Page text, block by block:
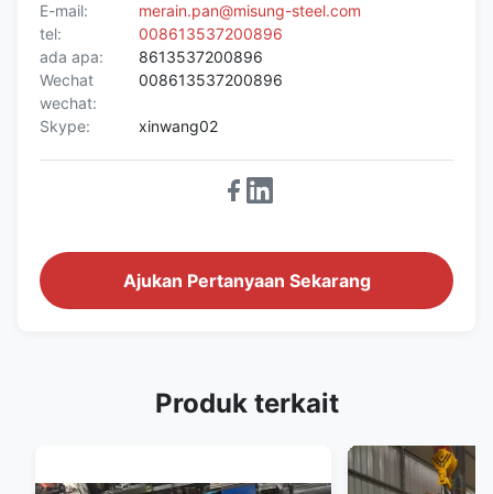
E-mail:
merain.pan@misung-steel.com
tel:
008613537200896
ada apa:
8613537200896
Wechat
wechat:
008613537200896
Skype: xinwang02
Ajukan Pertanyaan Sekarang
Produk terkait